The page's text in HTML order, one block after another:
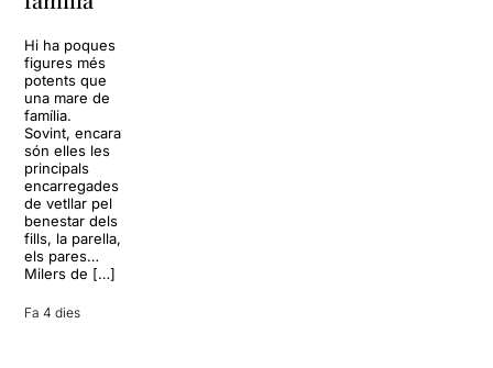
Hi ha poques
figures més
potents que
una mare de
família.
Sovint, encara
són elles les
principals
encarregades
de vetllar pel
benestar dels
fills, la parella,
els pares…
Milers de […]
Fa 4 dies